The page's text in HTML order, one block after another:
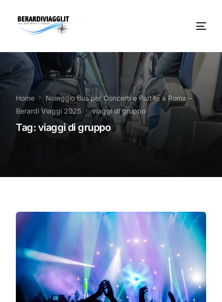
Home
Noleggio Bus per Concerti e Partite a Roma –
Berardi Viaggi 2025
viaggi di gruppo
Tag: viaggi di gruppo
Chi Siamo
Noleggio
Autobus servizi
Vacanze Viaggi Frosinone